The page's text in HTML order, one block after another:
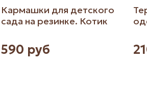
Кармашки для детского
сада на резинке. Котик
590 руб